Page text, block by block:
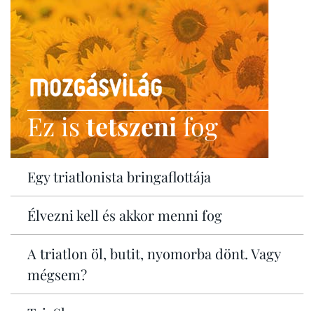
Ez istetszenifog
Egy triatlonista bringaflottája
Élvezni kell és akkor menni fog
A triatlon öl, butit, nyomorba dönt. Vagy
mégsem?